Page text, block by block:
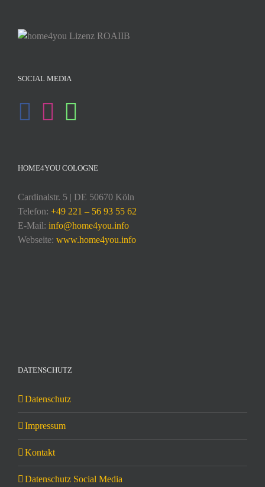
SOCIAL MEDIA
HOME4YOU COLOGNE
Cardinalstr. 5 | DE 50670 Köln
Telefon: +49 221 – 56 93 55 62
E-Mail: info@home4you.info
Webseite: www.home4you.info
DATENSCHUTZ
Datenschutz
Impressum
Kontakt
Datenschutz Social Media